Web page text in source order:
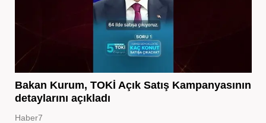
Bakan Kurum, TOKİ Açık Satış Kampanyasının
detaylarını açıkladı
Haber7